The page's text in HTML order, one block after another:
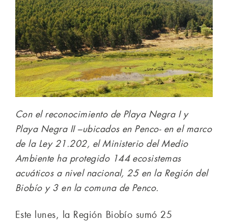
Con el reconocimiento de Playa Negra I y
Playa Negra II –ubicados en Penco- en el marco
de la Ley 21.202, el Ministerio del Medio
Ambiente ha protegido 144 ecosistemas
acuáticos a nivel nacional, 25 en la Región del
Biobío y 3 en la comuna de Penco.
Este lunes, la Región Biobío sumó 25